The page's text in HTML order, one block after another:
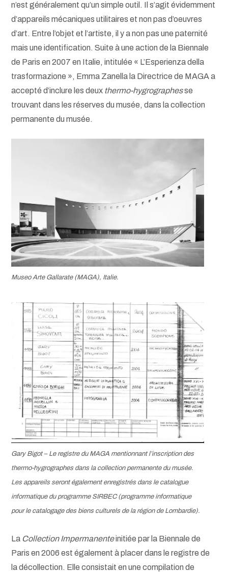
n’est généralement qu’un simple outil. Il s’agit évidemment
d’appareils mécaniques utilitaires et non pas d’oeuvres
d’art. Entre l’objet et l’artiste, il y a non pas une paternité
mais une identification. Suite à une action de la Biennale
de Paris en 2007 en Italie, intitulée « L’Esperienza della
trasformazione », Emma Zanella la Directrice de MAGA a
accepté d’inclure les deux thermo-hygrographesse
trouvant dans les réserves du musée, dans la collection
permanente du musée.
Museo Arte Gallarate (MAGA), Italie.
Gary Bigot – Le registre du MAGA mentionnant l’inscription des
thermo-hygrographesdans la collection permanente du musée.
Les appareils seront également enregistrés dans le catalogue
informatique du programme SIRBEC (programme informatique
pour le catalogage des biens culturels de la région de Lombardie).
La Collection Impermanenteinitiée par la Biennale de
Paris en 2006 est également à placer dans le registre de
la décollection. Elle consistait en une compilation de